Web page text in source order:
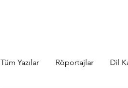
Tüm Yazılar Röportajlar Dil